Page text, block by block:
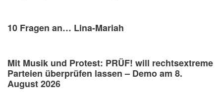
10 Fragen an… Lina-Mariah
Mit Musik und Protest: PRÜF! will rechtsextreme
Parteien überprüfen lassen – Demo am 8.
August 2026